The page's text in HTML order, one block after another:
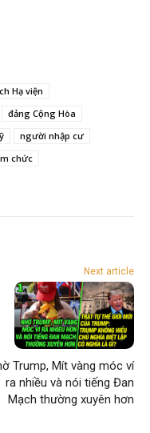
Hạ viện
đảng Cộng Hòa
người nhập cư
chức
Next article
Trump, Mít vàng móc ví
ra nhiều và nói tiếng Đan
Mạch thường xuyên hơn